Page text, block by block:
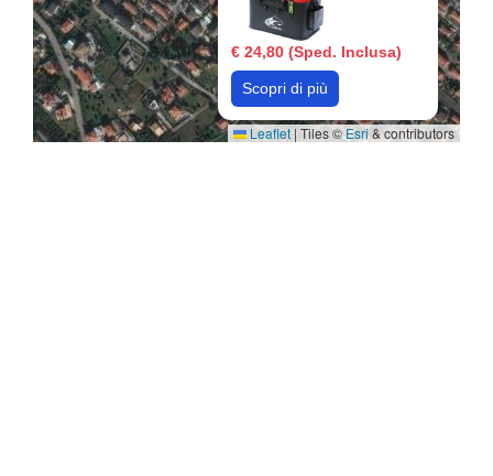
€ 24,80 (Sped. Inclusa)
Scopri di più
Leaflet | Tiles © Esri& contributors